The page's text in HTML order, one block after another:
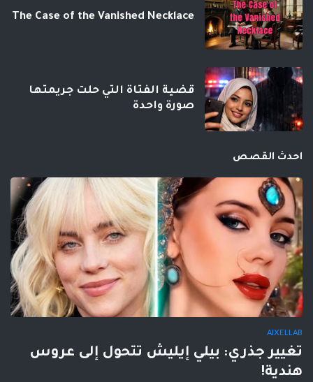
The Case of the Vanished Necklace
قضية الفتاة التي حلت جريمتها
صورة واحدة
احدث القصص
AIXELLAB
تغيير جذري: بيلي إيليش تتحول إلى عروس
هندية!